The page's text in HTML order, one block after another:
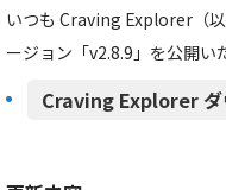
いつも Craving Explorer（
ージョン「v2.8.9」を公開い
Craving Explorer